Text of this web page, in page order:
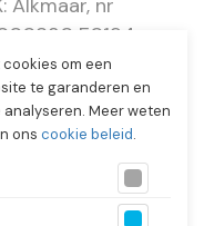
Alkmaar, nr
E0194 -
505 om een
te garanderen en
Meer weten
ons cookie beleid.